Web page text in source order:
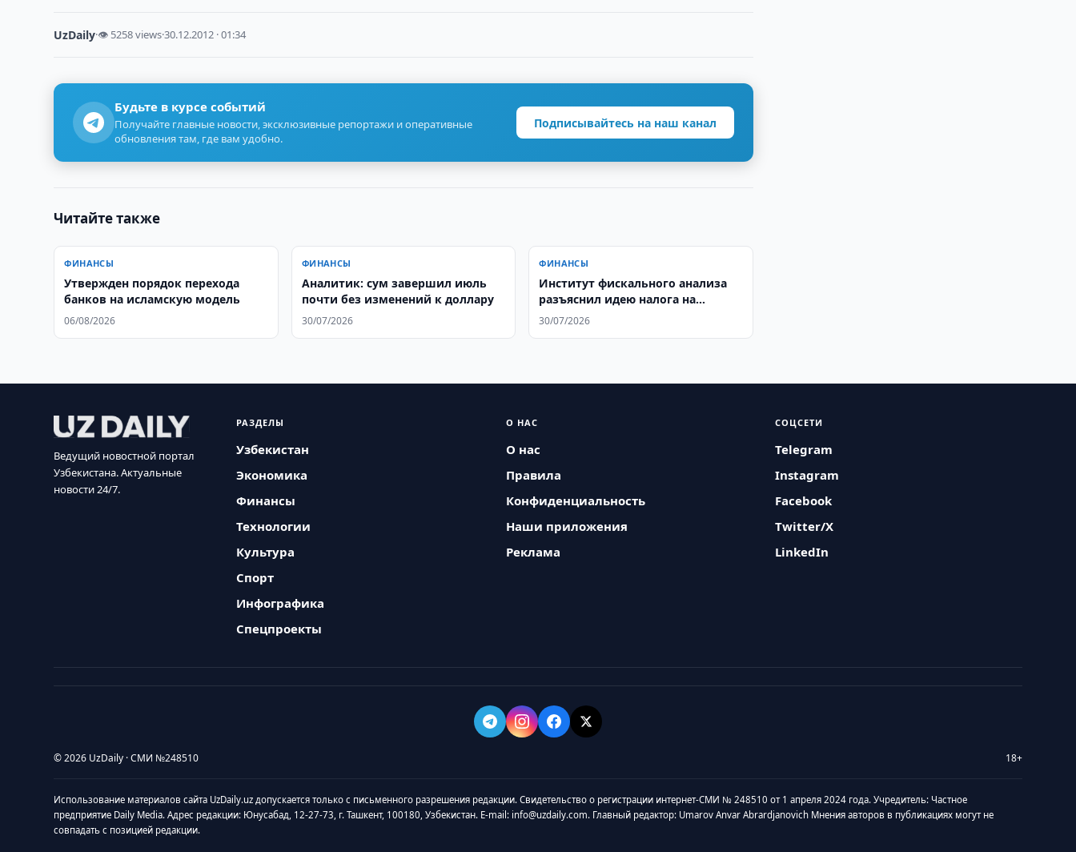
UzDaily·👁 5258 views·30.12.2012 · 01:34
Будьте в курсе событий
Получайте главные новости, эксклюзивные репортажи и оперативные
обновления там, где вам удобно.
Подписывайтесь на наш канал
Читайте также
ФИНАНСЫ
Утвержден порядок перехода
банков на исламскую модель
06/08/2026
ФИНАНСЫ
Аналитик: сум завершил июль
почти без изменений к доллару
30/07/2026
ФИНАНСЫ
Институт фискального анализа
разъяснил идею налога на
проценты по вкладам
30/07/2026
Ведущий новостной портал
Узбекистана. Актуальные
новости 24/7.
РАЗДЕЛЫ
Узбекистан
Экономика
Финансы
Технологии
Культура
Спорт
Инфографика
Спецпроекты
О НАС
О нас
Правила
Конфиденциальность
Наши приложения
Реклама
СОЦСЕТИ
Telegram
Instagram
Facebook
Twitter/X
LinkedIn
© 2026 UzDaily · СМИ №248510 18+
Использование материалов сайта UzDaily.uz допускается только с письменного разрешения редакции. Свидетельство о регистрации интернет-СМИ № 248510 от 1 апреля 2024 года. Учредитель: Частное
предприятие Daily Media. Адрес редакции: Юнусабад, 12-27-73, г. Ташкент, 100180, Узбекистан. E-mail: info@uzdaily.com. Главный редактор: Umarov Anvar Abrardjanovich Мнения авторов в публикациях могут не
совпадать с позицией редакции.